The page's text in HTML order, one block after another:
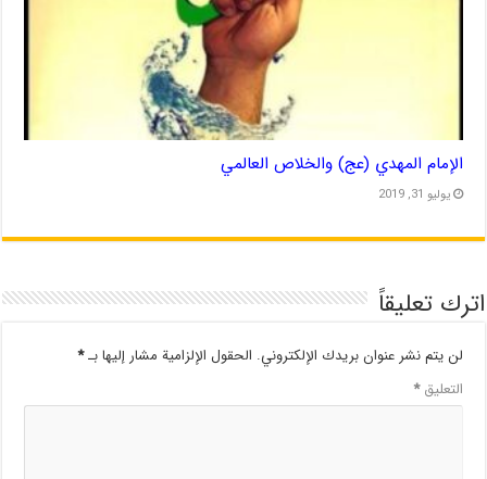
الإمام المهدي (عج) والخلاص العالمي
يوليو 31, 2019
اترك تعليقاً
لن يتم نشر عنوان بريدك الإلكتروني. الحقول الإلزامية مشار إليها بـ*
التعليق*